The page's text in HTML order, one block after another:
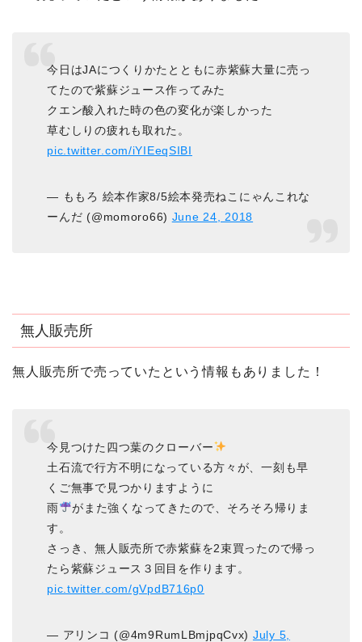
今日はJAにつくりかたとともに赤紫蘇大量に売っ
てたので紫蘇ジュース作ってみた
クエン酸入れた時の色の変化が楽しかった
草むしりの疲れも取れた。
pic.twitter.com/iYIEeqSIBI
— ももろ 絵本作家8/5絵本発売ねこにゃんこれな
ーんだ (@momoro66) June 24, 2018
無人販売所
無人販売所で売っていたという情報もありました！
今見つけた四つ葉のクローバー
土石流で行方不明になっている方々が、一刻も早
くご無事で見つかりますように
雨
がまた強くなってきたので、そろそろ帰りま
す。
さっき、無人販売所で赤紫蘇を2束買ったので帰っ
たら紫蘇ジュース３回目を作ります。
pic.twitter.com/gVpdB716p0
— アリンコ (@4m9RumLBmjpqCvx) July 5,